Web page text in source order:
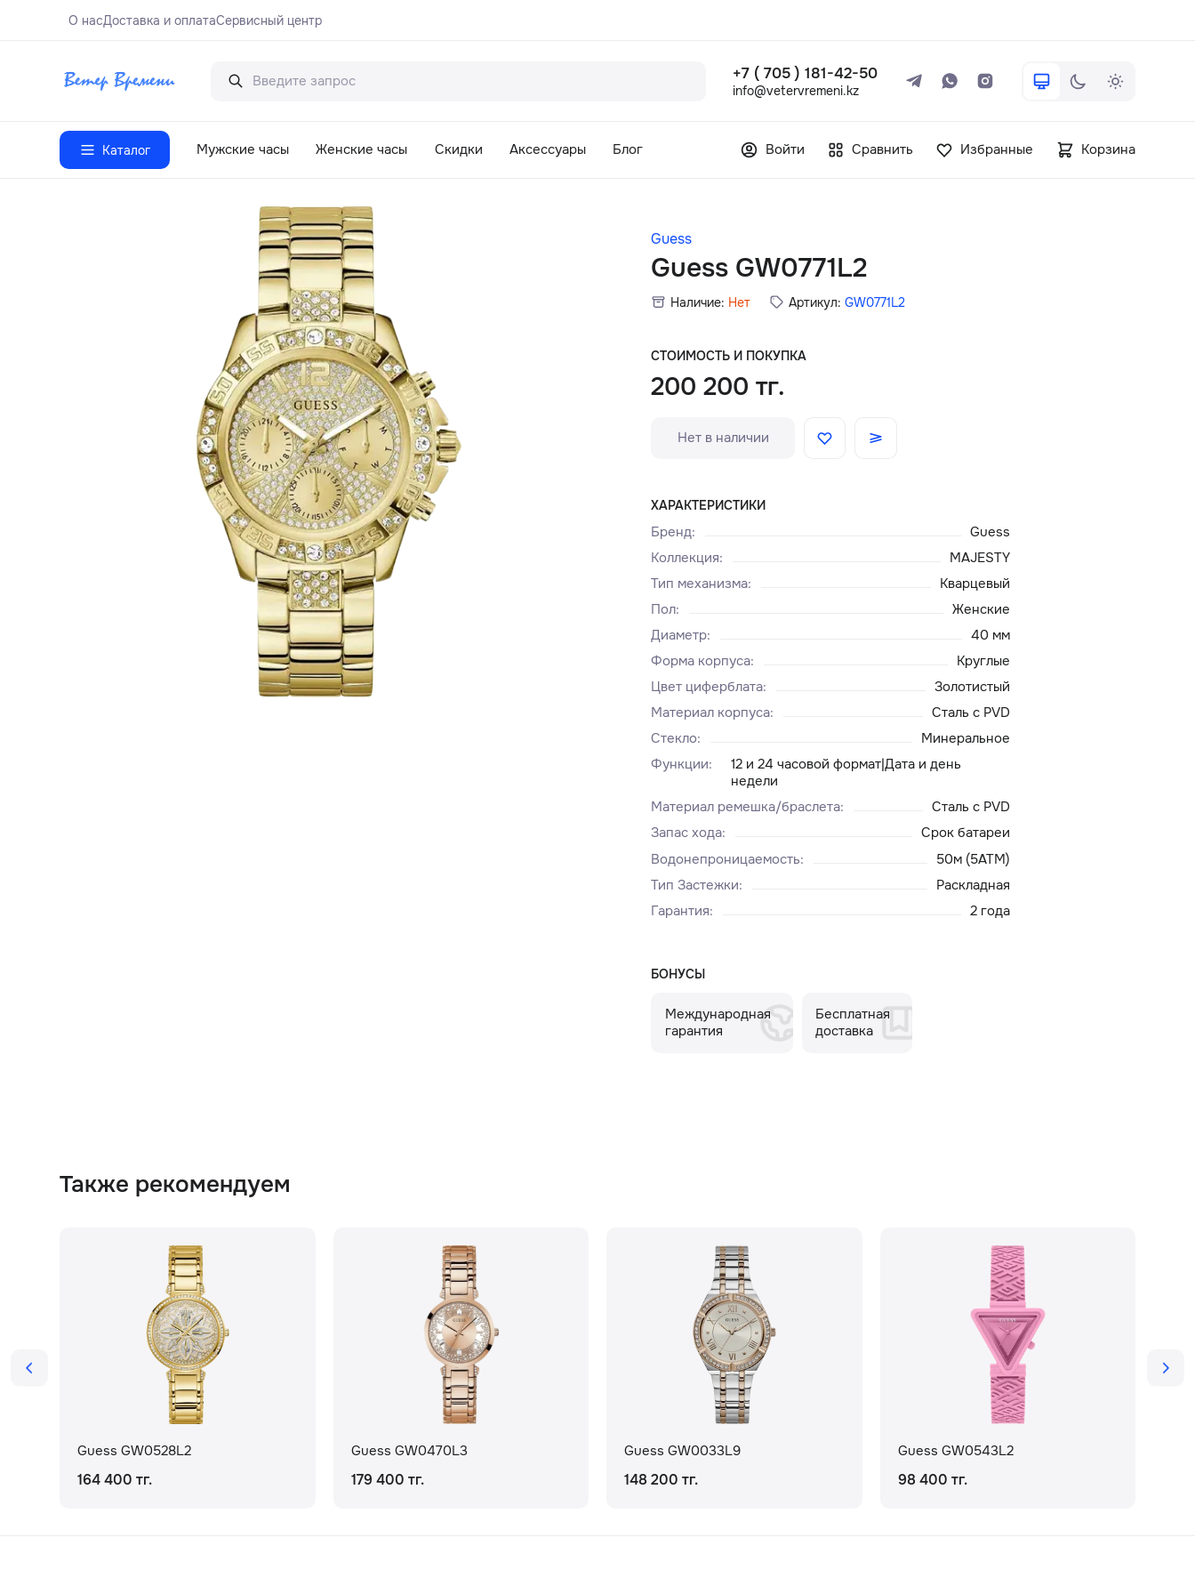
О насДоставка и оплатаСервисный центр
+7 ( 705 ) 181-42-50
info@vetervremeni.kz
Каталог Мужские часы Женские часы Скидки Аксессуары Блог Войти Сравнить Избранные Корзина
Guess
Guess GW0771L2
Наличие: Нет Артикул: GW0771L2
СТОИМОСТЬ И ПОКУПКА
200 200 тг.
Нет в наличии
ХАРАКТЕРИСТИКИ
Бренд:
Guess
Коллекция:
MAJESTY
Тип механизма:
Кварцевый
Пол:
Женские
Диаметр:
40 мм
Форма корпуса:
Круглые
Цвет циферблата:
Золотистый
Материал корпуса:
Сталь с PVD
Стекло:
Минеральное
Функции:
12 и 24 часовой формат|Дата и день
недели
Материал ремешка/браслета:
Сталь с PVD
Запас хода:
Срок батареи
Водонепроницаемость:
50м (5ATM)
Тип Застежки:
Раскладная
Гарантия: 2 года
БОНУСЫ
Международная
гарантия
Бесплатная
доставка
Также рекомендуем
Guess GW0528L2
164 400 тг.
Guess GW0470L3
179 400 тг.
Guess GW0033L9
148 200 тг.
Guess GW0543L2
98 400 тг.
+7 ( 705 ) 181-42-50
Главная
Доставка и оплата
Блог
Сервисный центр